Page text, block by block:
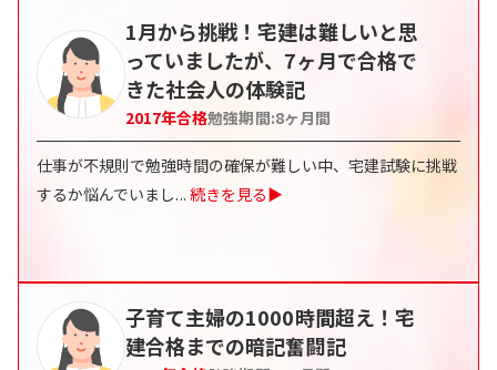
1月から挑戦！宅建は難しいと思
っていましたが、7ヶ月で合格で
きた社会人の体験記
2017年合格勉強期間:8ヶ月間
仕事が不規則で勉強時間の確保が難しい中、宅建試験に挑戦
するか悩んでいまし... 続きを見る▶
子育て主婦の1000時間超え！宅
建合格までの暗記奮闘記